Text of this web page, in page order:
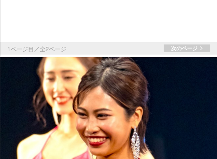
1ページ目／全2ページ 次のページ